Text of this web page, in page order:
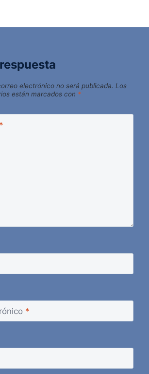
electrónico no será publicada. Los
están marcados con *
*
*